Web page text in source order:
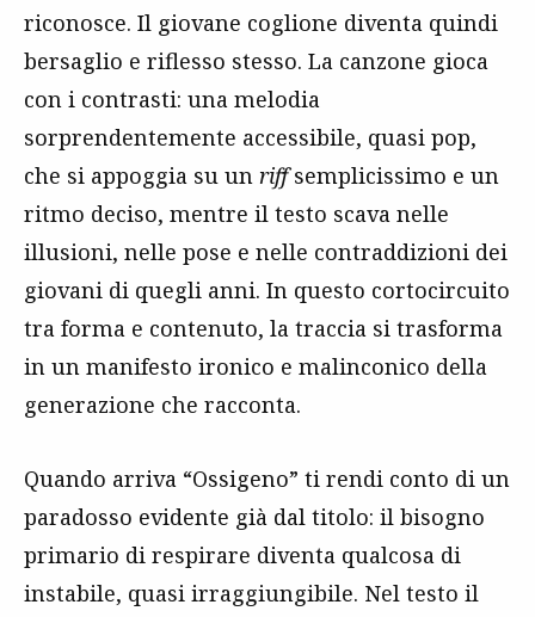
riconosce. Il giovane coglione diventa quindi
bersaglio e riflesso stesso. La canzone gioca
con i contrasti: una melodia
sorprendentemente accessibile, quasi pop,
che si appoggia su un riffsemplicissimo e un
ritmo deciso, mentre il testo scava nelle
illusioni, nelle pose e nelle contraddizioni dei
giovani di quegli anni. In questo cortocircuito
tra forma e contenuto, la traccia si trasforma
in un manifesto ironico e malinconico della
generazione che racconta.
Quando arriva “Ossigeno” ti rendi conto di un
paradosso evidente già dal titolo: il bisogno
primario di respirare diventa qualcosa di
instabile, quasi irraggiungibile. Nel testo il